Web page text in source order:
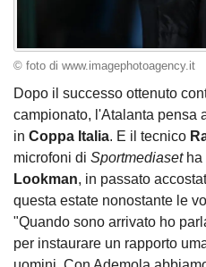
© foto di www.imagephotoagency.it
Dopo il successo ottenuto
campionato, l'Atalanta pensa
in Coppa Italia. E il tecnico
microfoni di Sportmediaset
Lookman, in passato
questa estate nonostante le
"Quando sono arrivato ho
per instaurare un rapporto